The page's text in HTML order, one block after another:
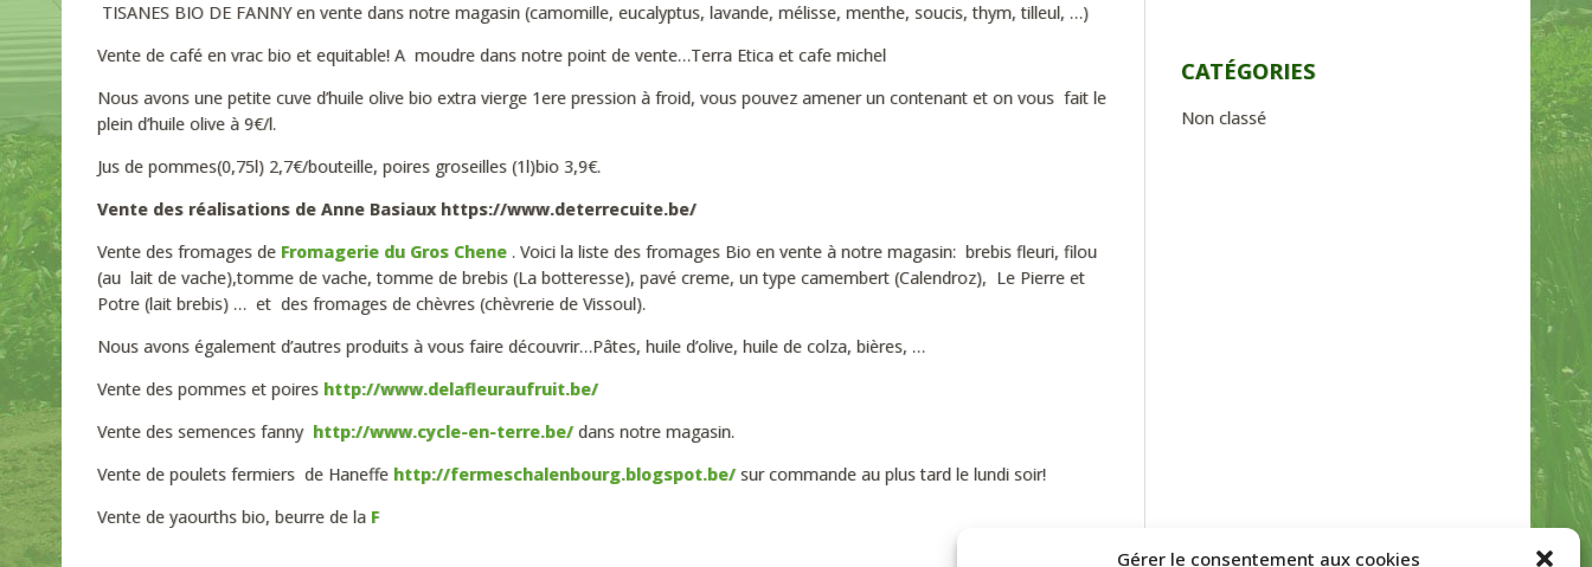
Gérer le consentement aux cookies
TISANES BIO DE FANNY en vente dans notre magasin (camomille, eucalyptus, lavande, mélisse, menthe, soucis, thym, tilleul, …)
Vente de café en vrac bio et equitable! A moudre dans notre point de vente…Terra Etica et cafe michel
Nous avons une petite cuve d’huile olive bio extra vierge 1ere pression à froid, vous pouvez amener un contenant et on vous fait le
plein d’huile olive à 9€/l.
Jus de pommes(0,75l) 2,7€/bouteille, poires groseilles (1l)bio 3,9€.
Vente des réalisations de Anne Basiaux https://www.deterrecuite.be/
Vente des fromages de Fromagerie du Gros Chene . Voici la liste des fromages Bio en vente à notre magasin: brebis fleuri, filou
(au lait de vache),tomme de vache, tomme de brebis (La botteresse), pavé creme, un type camembert (Calendroz), Le Pierre et
Potre (lait brebis) … et des fromages de chèvres (chèvrerie de Vissoul).
Nous avons également d’autres produits à vous faire découvrir…Pâtes, huile d’olive, huile de colza, bières, …
Vente des pommes et poires http://www.delafleuraufruit.be/
Vente des semences fanny http://www.cycle-en-terre.be/ dans notre magasin.
Vente de poulets fermiers de Haneffe http://fermeschalenbourg.blogspot.be/ sur commande au plus tard le lundi soir!
Vente de yaourths bio, beurre de la F
CATÉGORIES
Non classé